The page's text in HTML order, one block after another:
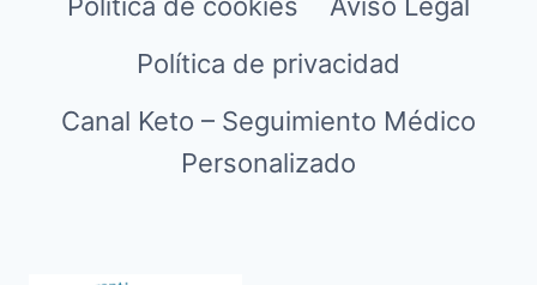
Política de privacidad
Canal Keto – Seguimiento Médico
Personalizado